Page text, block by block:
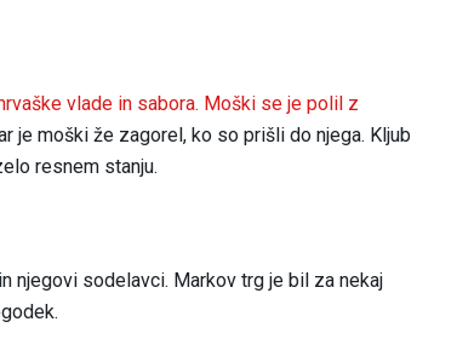
vlade in sabora. Moški se je polil z
je moški že zagorel, ko so prišli do njega. Kljub
resnem stanju.
njegovi sodelavci. Markov trg je bil za nekaj